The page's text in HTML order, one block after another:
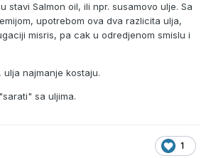
stavi Salmon oil, ili npr. susamovo ulje. Sa
upotrebom ova dva razlicita ulja,
misris, pa cak u odredjenom smislu i
najmanje kostaju.
sa uljima.
1